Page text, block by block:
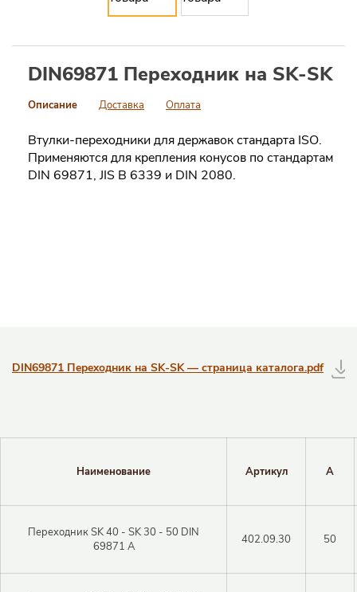
DIN69871 Переходник на SK-SK
Описание Доставка Оплата
Втулки-переходники для державок стандарта ISO.
Применяются для крепления конусов по стандартам
DIN 69871, JIS B 6339 и DIN 2080.
Таблицы с информацией о товаре
DIN69871 Переходник на SK-SK — страница каталога.pdf
Наименование Артикул A
Переходник SK 40 - SK 30 - 50 DIN
69871 A
402.09.30 50